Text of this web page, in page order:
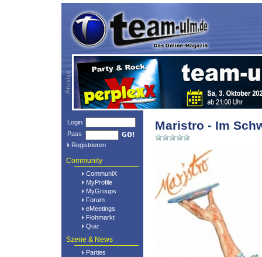
Login
Pass
Registrieren
Community
CommuniX
MyProfile
MyGroups
Forum
eMeetings
Flohmarkt
Quiz
Szene & News
Parties
Maristro - Im